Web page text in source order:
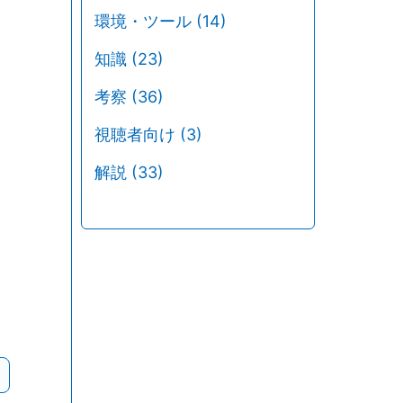
環境・ツール (14)
知識 (23)
考察 (36)
視聴者向け (3)
解説 (33)